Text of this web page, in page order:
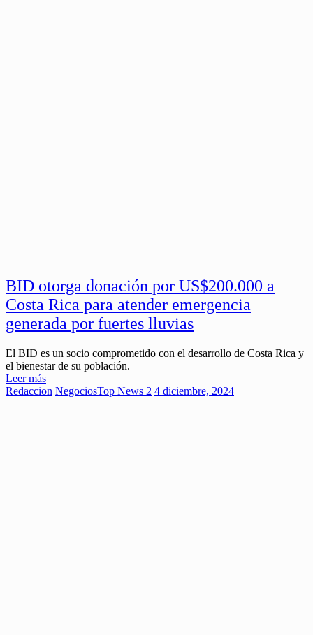
BID otorga donación por US$200.000 a
Costa Rica para atender emergencia
generada por fuertes lluvias
El BID es un socio comprometido con el desarrollo de Costa Rica y
el bienestar de su población.
Leer más
Redaccion NegociosTop News 2 4 diciembre, 2024